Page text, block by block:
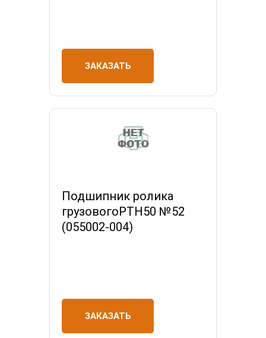
ЗАКАЗАТЬ
Подшипник ролика
грузовогоPTH50 №52
(055002-004)
ЗАКАЗАТЬ